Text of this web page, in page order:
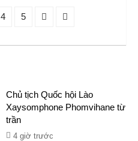
4 5
Chủ tịch Quốc hội Lào
Xaysomphone Phomvihane từ
trần
4 giờ trước